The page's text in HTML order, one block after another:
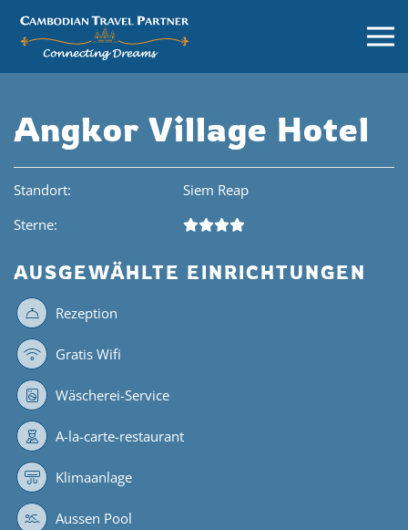
Angkor Village Hotel
Standort:
Siem Reap
Sterne:
AUSGEWÄHLTE EINRICHTUNGEN
Rezeption
Gratis Wifi
Wäscherei-Service
A-la-carte-restaurant
Klimaanlage
Aussen Pool